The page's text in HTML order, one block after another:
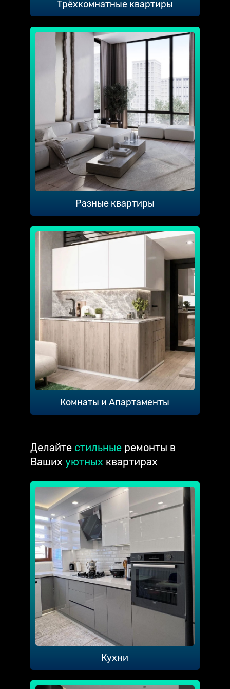
Трёхкомнатные квартиры
Разные квартиры
Комнаты и Апартаменты
Делайте стильные ремонты в
Ваших уютных квартирах
Кухни